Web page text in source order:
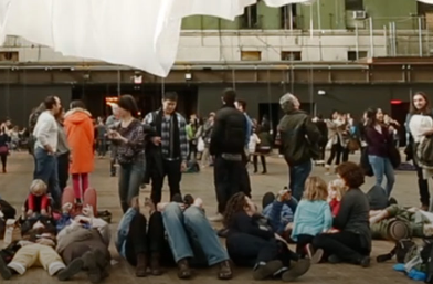
Viaggi e Turismo